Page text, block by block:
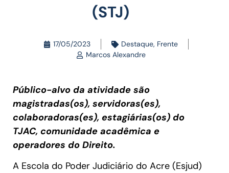
(STJ)
17/05/2023 Destaque, Frente
Marcos Alexandre
Público-alvo da atividade são
magistradas(os), servidoras(es),
colaboradoras(es), estagiárias(os) do
TJAC, comunidade acadêmica e
operadores do Direito.
A Escola do Poder Judiciário do Acre (Esjud)